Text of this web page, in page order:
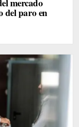
mercado
del paro en